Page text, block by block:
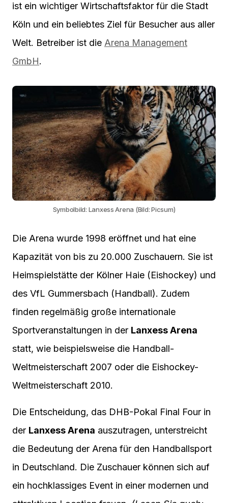
ist ein wichtiger Wirtschaftsfaktor für die Stadt
Köln und ein beliebtes Ziel für Besucher aus aller
Welt. Betreiber ist die Arena Management
GmbH.
Symbolbild: Lanxess Arena (Bild: Picsum)
Die Arena wurde 1998 eröffnet und hat eine
Kapazität von bis zu 20.000 Zuschauern. Sie ist
Heimspielstätte der Kölner Haie (Eishockey) und
des VfL Gummersbach (Handball). Zudem
finden regelmäßig große internationale
Sportveranstaltungen in der Lanxess Arena
statt, wie beispielsweise die Handball-
Weltmeisterschaft 2007 oder die Eishockey-
Weltmeisterschaft 2010.
Die Entscheidung, das DHB-Pokal Final Four in
der Lanxess Arena auszutragen, unterstreicht
die Bedeutung der Arena für den Handballsport
in Deutschland. Die Zuschauer können sich auf
ein hochklassiges Event in einer modernen und